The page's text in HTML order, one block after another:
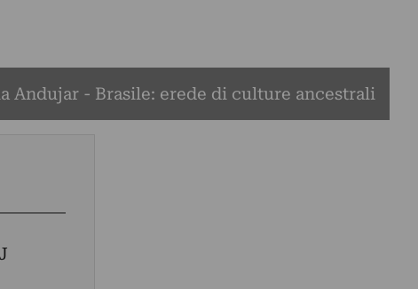
Andujar - Brasile: erede di culture ancestrali